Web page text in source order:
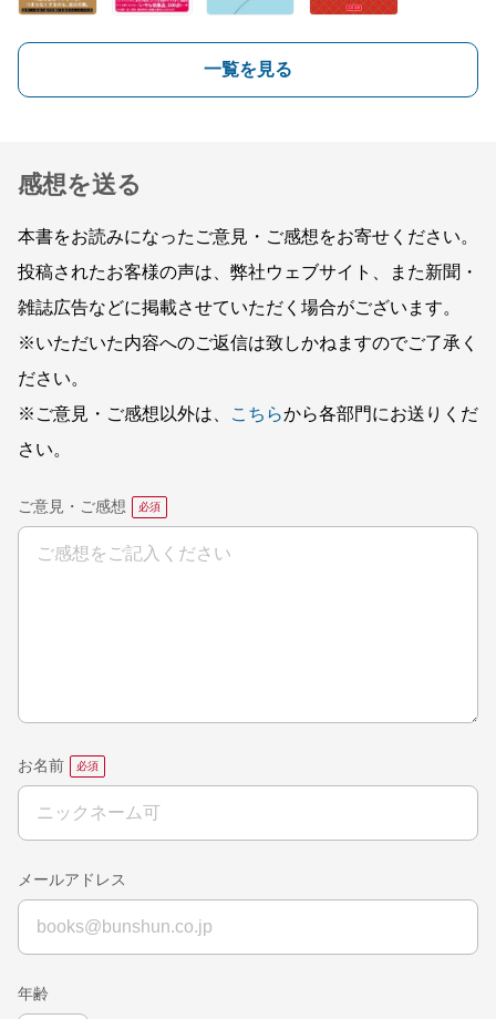
一覧を見る
感想を送る
本書をお読みになったご意見・ご感想をお寄せください。
投稿されたお客様の声は、弊社ウェブサイト、また新聞・
雑誌広告などに掲載させていただく場合がございます。
※いただいた内容へのご返信は致しかねますのでご了承く
ださい。
※ご意見・ご感想以外は、
こちらから各部門にお送りくだ
さい。
ご意見・ご感想
お名前
メールアドレス
年齢